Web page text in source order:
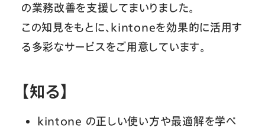
の業務改善を支援してまいりました。
この知見をもとに、kintoneを効果的に活用す
る多彩なサービスをご用意しています。
【知る】
kintone の正しい使い方や最適解を学べ